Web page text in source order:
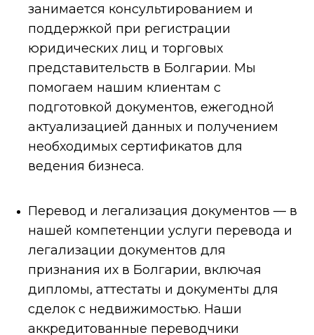
занимается консультированием и
поддержкой при регистрации
юридических лиц и торговых
представительств в Болгарии. Мы
помогаем нашим клиентам с
подготовкой документов, ежегодной
актуализацией данных и получением
необходимых сертификатов для
ведения бизнеса.
Перевод и легализация документов — в
нашей компетенции услуги перевода и
легализации документов для
признания их в Болгарии, включая
дипломы, аттестаты и документы для
сделок с недвижимостью. Наши
аккредитованные переводчики